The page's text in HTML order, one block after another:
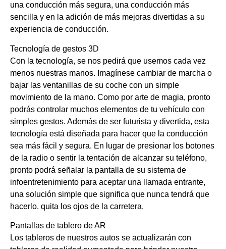
una conducción más segura, una conducción más
sencilla y en la adición de más mejoras divertidas a su
experiencia de conducción.
Tecnología de gestos 3D
Con la tecnología, se nos pedirá que usemos cada vez
menos nuestras manos. Imagínese cambiar de marcha o
bajar las ventanillas de su coche con un simple
movimiento de la mano. Como por arte de magia, pronto
podrás controlar muchos elementos de tu vehículo con
simples gestos. Además de ser futurista y divertida, esta
tecnología está diseñada para hacer que la conducción
sea más fácil y segura. En lugar de presionar los botones
de la radio o sentir la tentación de alcanzar su teléfono,
pronto podrá señalar la pantalla de su sistema de
infoentretenimiento para aceptar una llamada entrante,
una solución simple que significa que nunca tendrá que
hacerlo. quita los ojos de la carretera.
Pantallas de tablero de AR
Los tableros de nuestros autos se actualizarán con